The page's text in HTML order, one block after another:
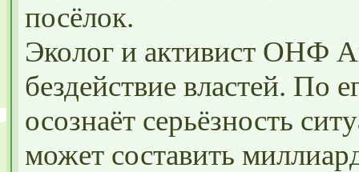
посёлок.
Эколог и активист ОНФ
бездействие властей. По
осознаёт серьёзность
может составить